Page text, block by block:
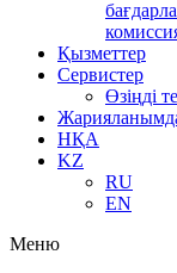
Қызметтер
Сервистер
Өзіңді
НҚА
KZ
RU
EN
Меню